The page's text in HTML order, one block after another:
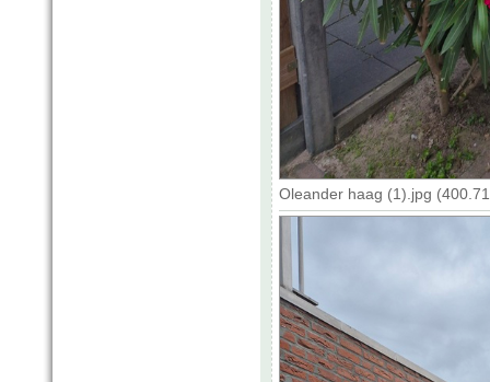
Oleander haag (1).jpg